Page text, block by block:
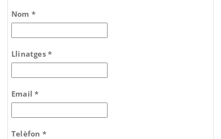
Nom *
Llinatges *
Email *
Telèfon *